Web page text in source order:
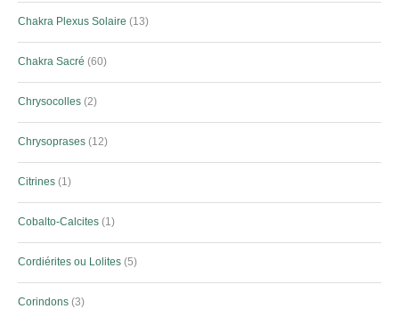
Chakra Plexus Solaire 13
Chakra Sacré 60
Chrysocolles 2
Chrysoprases 12
Citrines 1
Cobalto-Calcites 1
Cordiérites ou Lolites 5
Corindons 3